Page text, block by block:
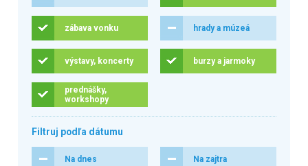
zábava vonku hrady a múzeá
výstavy, koncerty burzy a jarmoky
prednášky,
workshopy
Filtruj podľa dátumu
Na dnes Na zajtra